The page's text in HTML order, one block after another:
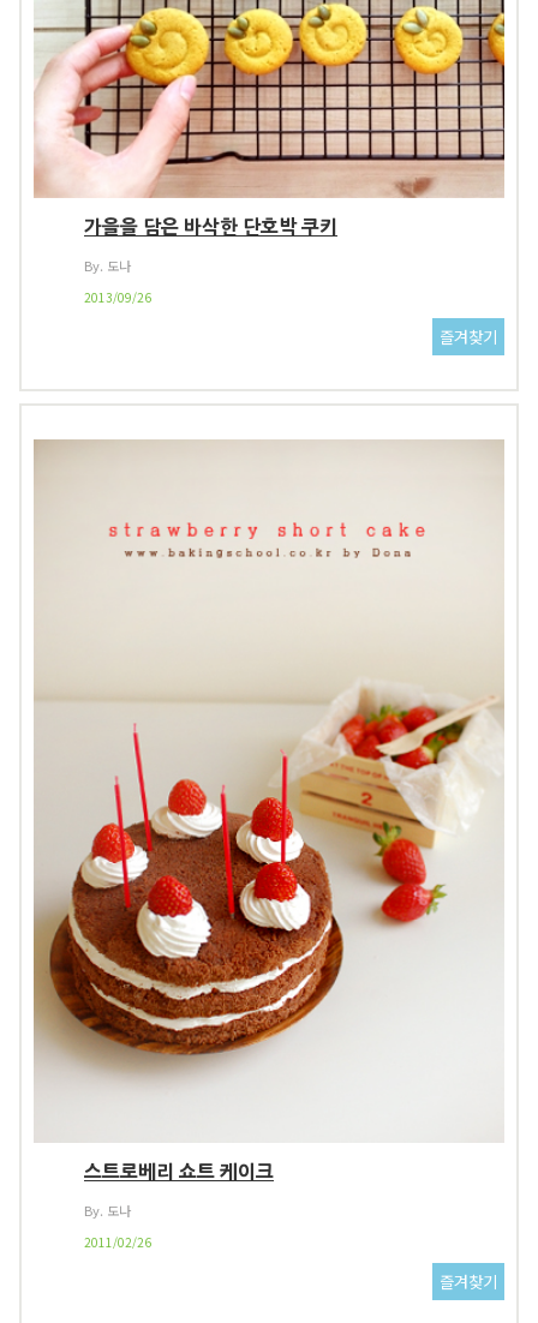
가을을 담은 바삭한 단호박 쿠키
By. 도나
2013/09/26
스트로베리 쇼트 케이크
By. 도나
2011/02/26